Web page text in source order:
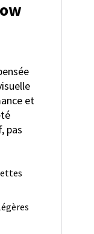
et
pas